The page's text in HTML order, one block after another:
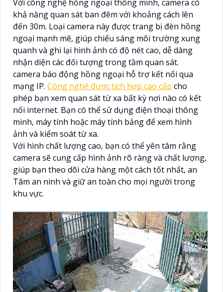
Với công nghệ hồng ngoại thông minh, camera có
khả năng quan sát ban đêm với khoảng cách lên
đến 30m. Loại camera này được trang bị đèn hồng
ngoại mạnh mẽ, giúp chiếu sáng môi trường xung
quanh và ghi lại hình ảnh có độ nét cao, dễ dàng
nhận diện các đối tượng trong tầm quan sát.
camera báo động hồng ngoại hỗ trợ kết nối qua
mạng IP. Công nghệ được tích hợp cao cấp cho
phép bạn xem quan sát từ xa bất kỳ nơi nào có kết
nối internet. Bạn có thể sử dụng điện thoại thông
minh, máy tính hoặc máy tính bảng để xem hình
ảnh và kiểm soát từ xa.
Với hình chất lượng cao, bạn có thể yên tâm rằng
camera sẽ cung cấp hình ảnh rõ ràng và chất lượng,
giúp bạn theo dõi cửa hàng một cách tốt nhất, an
Tâm an ninh và giữ an toàn cho mọi người trong
khu vực.